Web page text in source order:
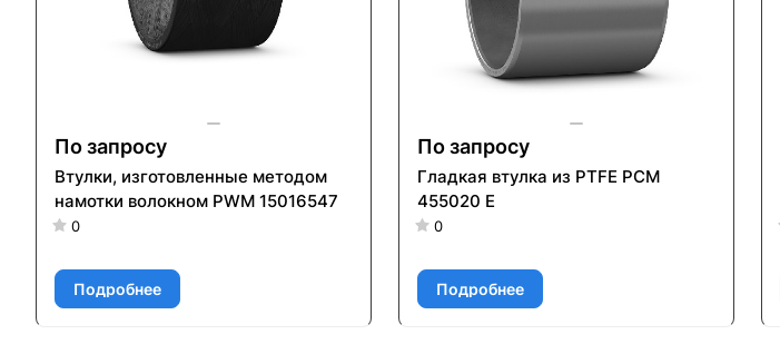
По запросу
Втулки, изготовленные методом
намотки волокном PWM 15016547
0
Подробнее
По запросу
Гладкая втулка из PTFE PCM
455020 E
0
Подробнее